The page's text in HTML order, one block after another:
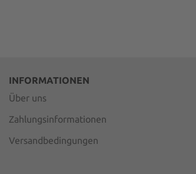
INFORMATIONEN
Über uns
Zahlungsinformationen
Versandbedingungen